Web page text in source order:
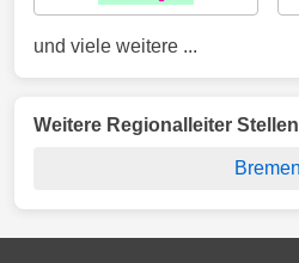
und viele weitere ...
Weitere Regionalleiter
Bremen